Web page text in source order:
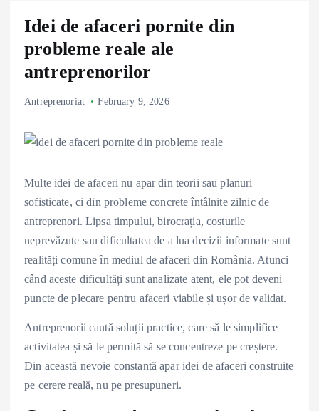
Idei de afaceri pornite din
probleme reale ale
antreprenorilor
Antreprenoriat February 9, 2026
Multe idei de afaceri nu apar din teorii sau planuri
sofisticate, ci din probleme concrete întâlnite zilnic de
antreprenori. Lipsa timpului, birocrația, costurile
neprevăzute sau dificultatea de a lua decizii informate sunt
realități comune în mediul de afaceri din România. Atunci
când aceste dificultăți sunt analizate atent, ele pot deveni
puncte de plecare pentru afaceri viabile și ușor de validat.
Antreprenorii caută soluții practice, care să le simplifice
activitatea și să le permită să se concentreze pe creștere.
Din această nevoie constantă apar idei de afaceri construite
pe cerere reală, nu pe presupuneri.